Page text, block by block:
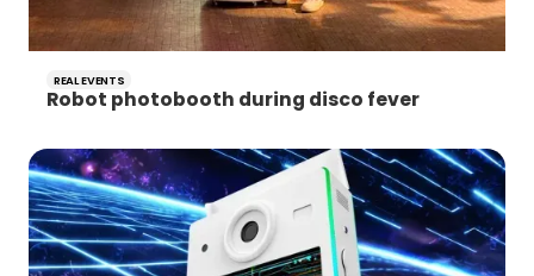
REAL EVENTS
Robot photobooth during disco fever